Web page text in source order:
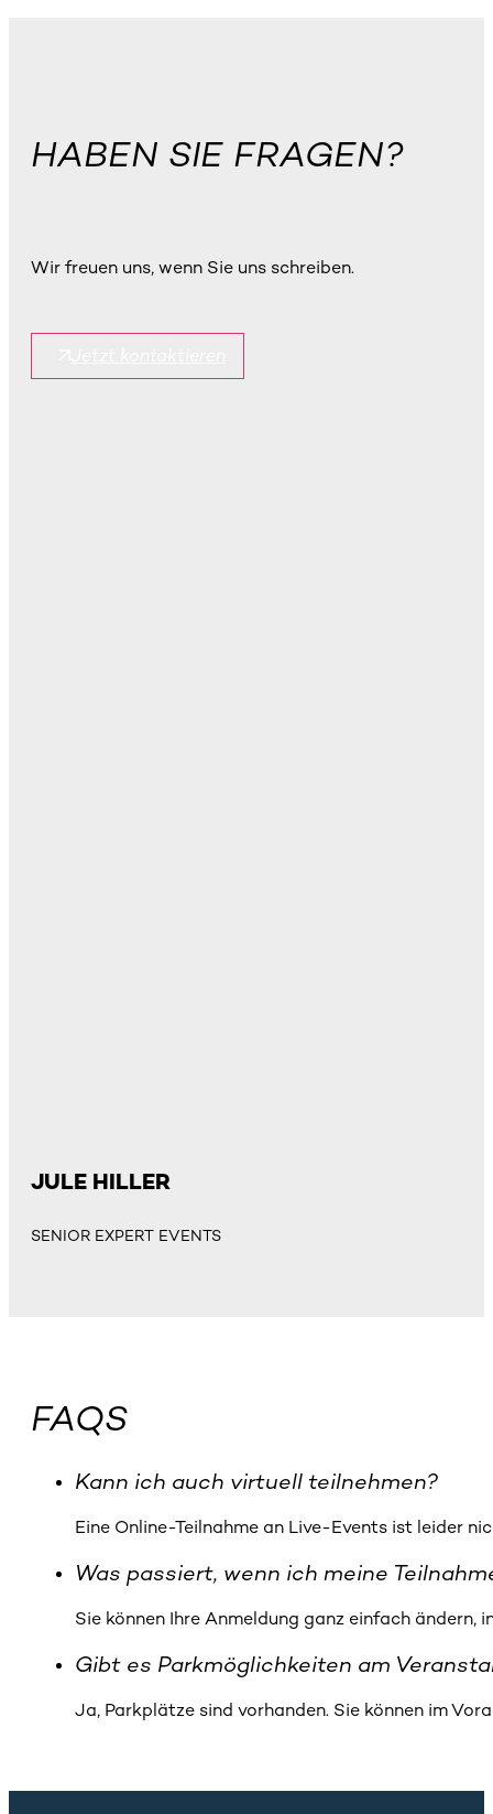
HABEN SIE FRAGEN?
Wir freuen uns, wenn Sie uns schreiben.
JULE HILLER
SENIOR EXPERT EVENTS
FAQS
Kann ich auch virtuell teilnehmen?
Eine Online-Teilnahme an Live-Events ist leider
Was passiert, wenn ich meine
Sie können Ihre Anmeldung ganz einfach ändern,
Gibt es Parkmöglichkeiten am
Ja, Parkplätze sind vorhanden. Sie können im